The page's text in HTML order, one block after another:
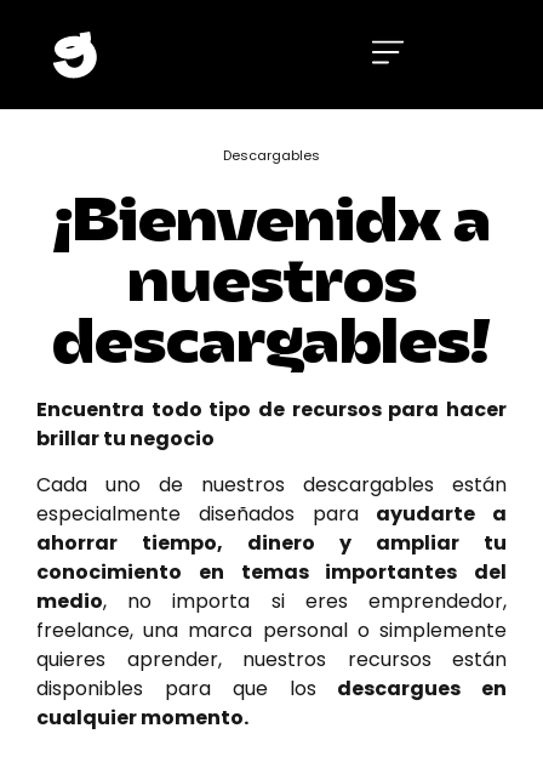
Descargables
¡Bienvenidx a
nuestros
descargables!
Encuentra todo tipo de recursos para hacer
brillar tu negocio
Cada uno de nuestros descargables están
especialmente diseñados para ayudarte a
ahorrar tiempo, dinero y ampliar tu
conocimiento en temas importantes del
medio, no importa si eres emprendedor,
freelance, una marca personal o simplemente
quieres aprender, nuestros recursos están
disponibles para que los descargues en
cualquier momento.